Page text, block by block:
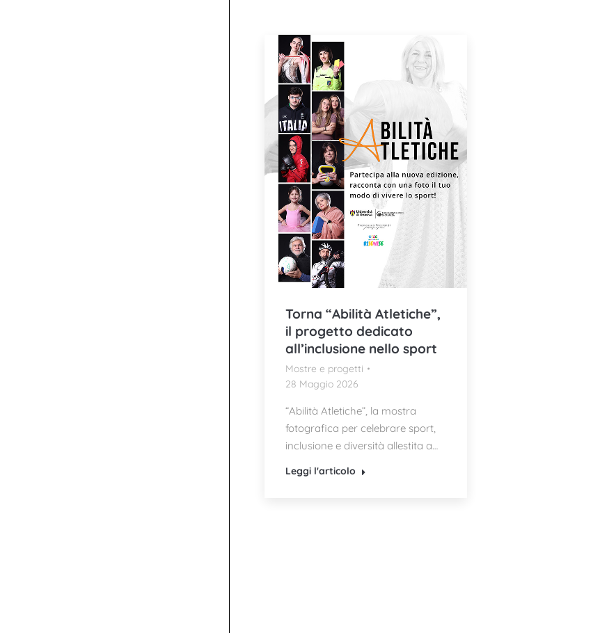
Torna “Abilità Atletiche”,
il progetto dedicato
all’inclusione nello sport
Mostre e progetti
28 Maggio 2026
“Abilità Atletiche”, la mostra
fotografica per celebrare sport,
inclusione e diversità allestita a…
Leggi l'articolo